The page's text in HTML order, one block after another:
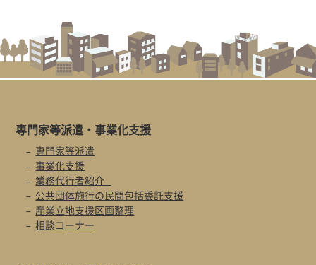
専門家等派遣・事業化支援
専門家等派遣
事業化支援
業務代行者紹介
公共団体施行の民間包括委託支援
産業立地支援区画整理
相談コーナー